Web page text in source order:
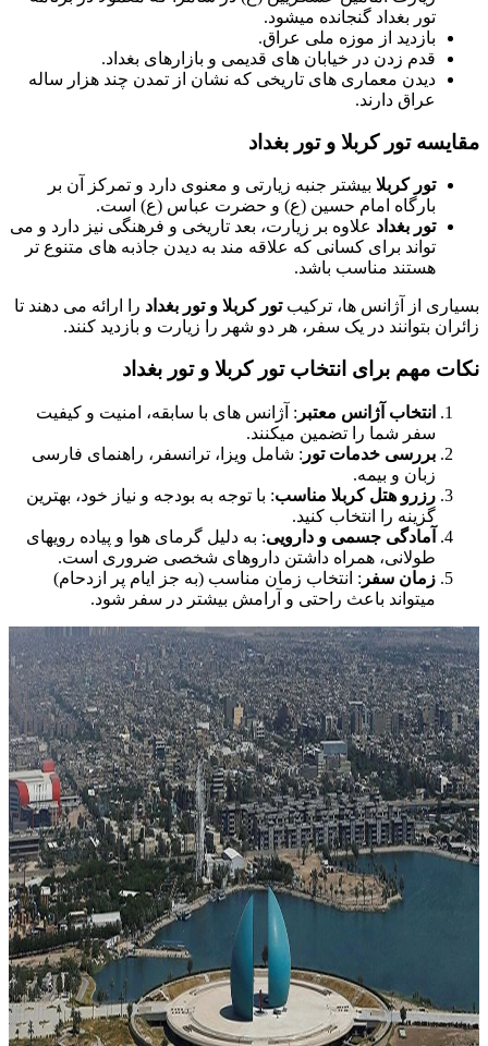
تور بغداد گنجانده میشود.
بازدید از موزه ملی عراق.
قدم زدن در خیابان های قدیمی و بازارهای بغداد.
دیدن معماری های تاریخی که نشان از تمدن چند هزار ساله
عراق دارند.
تور کربلا و تور بغداد
تور کربلابیشتر جنبه زیارتی و معنوی دارد و تمرکز آن بر
بارگاه امام حسین (ع) و حضرت عباس (ع) است.
تور بغدادعلاوه بر زیارت، بعد تاریخی و فرهنگی نیز دارد و می
تواند برای کسانی که علاقه مند به دیدن جاذبه های متنوع تر
هستند مناسب باشد.
از آژانس ها، ترکیبتور کربلا و تور بغدادرا ارائه می دهند تا
بتوانند در یک سفر، هر دو شهر را زیارت و بازدید کنند.
مهم برای انتخاب تور کربلا و تور بغداد
انتخاب آژانس معتبر: آژانس های با سابقه، امنیت و کیفیت
سفر شما را تضمین میکنند.
بررسی خدمات تور: شامل ویزا، ترانسفر، راهنمای فارسی
زبان و بیمه.
رزرو هتل کربلا مناسب: با توجه به بودجه و نیاز خود، بهترین
گزینه را انتخاب کنید.
آمادگی جسمی و دارویی : به دلیل گرمای هوا و پیاده رویهای
طولانی، همراه داشتن داروهای شخصی ضروری است.
زمان سفر: انتخاب زمان مناسب (به جز ایام پر ازدحام)
میتواند باعث راحتی و آرامش بیشتر در سفر شود.